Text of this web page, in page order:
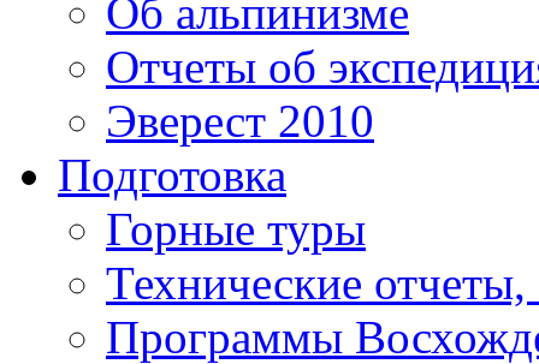
Об альпинизме
Отчеты об
Эверест 2010
Подготовка
Горные туры
Технические
Программы